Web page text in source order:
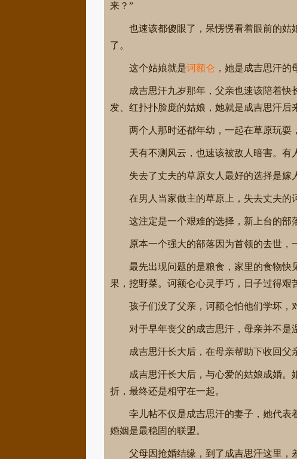
来？”
也速该都傻眼了，呆愣愣看着眼前的姑
了。
这个姑娘就是诃额仑 ，她是成吉思汗的
成吉思汗九岁那年，父亲也速该陪着
发、红扑扑脸庞的姑娘，她就是成吉思汗后
两个人那时还都年幼，一起在草原玩耍
天有不测风云，也速该被敌人暗害。有
失去了丈夫的草原女人最好的选择是嫁
在男人当家做主的草原上，失去丈夫的
这注定是一个艰难的选择，新上台的部
原本一个强大的部落因为首领的去世，
最先出现问题的是粮食，家里的食物快
果，挖野菜。诃额仑心灵手巧，日子过得艰
孩子们没了父亲，诃额仑怕他们学坏，
对于早年丧父的成吉思汗，母亲并不
成吉思汗长大后，在母亲帮助下收回父
成吉思汗长大后，与心爱的姑娘成婚
折，最终还是相守在一起。
孛儿帖不仅是成吉思汗的妻子，她代表
婚姻是最稳固的联盟。
父母因抢婚结缘，到了成吉思汗这里